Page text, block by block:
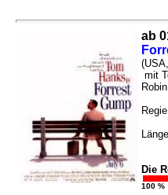
ab
mit
Die
100 %